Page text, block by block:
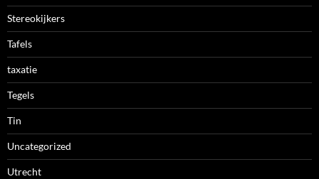
Stereokijkers
Tafels
taxatie
Tegels
Tin
Uncategorized
Utrecht